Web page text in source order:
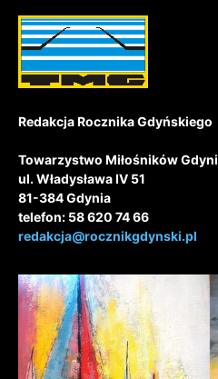
Redakcja Rocznika Gdyńskiego
Towarzystwo Miłośników Gdyni
ul. Władysława IV 51
81-384 Gdynia
telefon: 58 620 74 66
redakcja@rocznikgdynski.pl